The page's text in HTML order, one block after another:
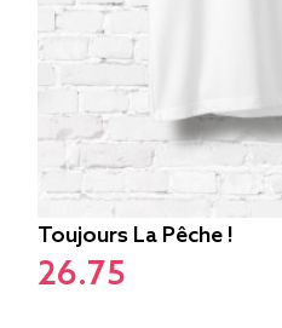
Toujours La Pêche !
26.75